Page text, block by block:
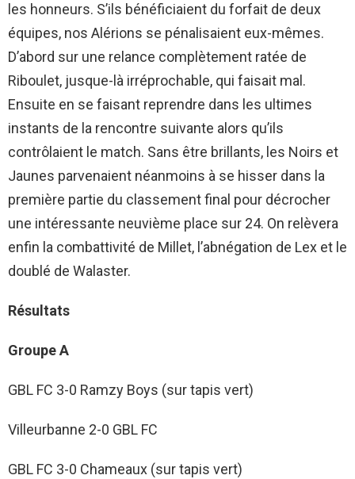
les honneurs. S’ils bénéficiaient du forfait de deux
équipes, nos Alérions se pénalisaient eux-mêmes.
D’abord sur une relance complètement ratée de
Riboulet, jusque-là irréprochable, qui faisait mal.
Ensuite en se faisant reprendre dans les ultimes
instants de la rencontre suivante alors qu’ils
contrôlaient le match. Sans être brillants, les Noirs et
Jaunes parvenaient néanmoins à se hisser dans la
première partie du classement final pour décrocher
une intéressante neuvième place sur 24. On relèvera
enfin la combattivité de Millet, l’abnégation de Lex et le
doublé de Walaster.
Résultats
Groupe A
GBL FC 3-0 Ramzy Boys (sur tapis vert)
Villeurbanne 2-0 GBL FC
GBL FC 3-0 Chameaux (sur tapis vert)